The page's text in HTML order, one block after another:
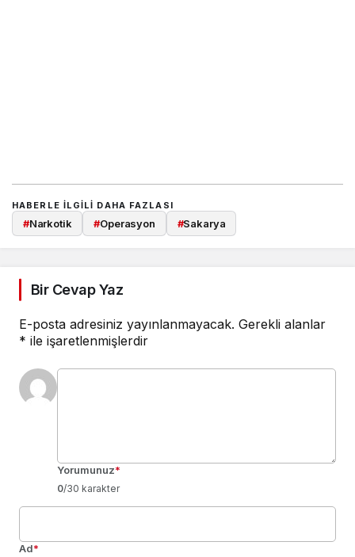
HABERLE ILGILI DAHA FAZLASI
#Narkotik #Operasyon #Sakarya
Bir Cevap Yaz
E-posta adresiniz yayınlanmayacak. Gerekli alanlar
* ile işaretlenmişlerdir
Yorumunuz*
0/30 karakter
Ad*